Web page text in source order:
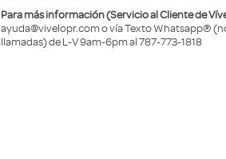
Para más información (Servicio al Cliente de
ayuda@vivelopr.com o vía Texto Whatsapp®
llamadas) de L-V 9am-6pm al 787-773-1818